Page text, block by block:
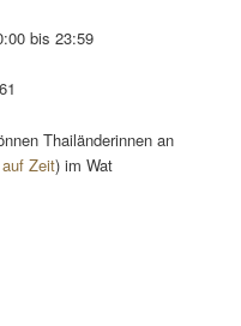
bis 23:59
Thailänderinnen an
Zeit) im Wat